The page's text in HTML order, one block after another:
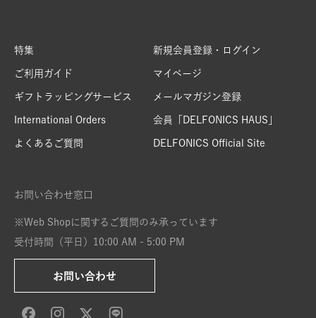
特集
ご利用ガイド
ギフトラッピングサービス
International Orders
よくあるご質問
新規会員登録・ログイン
マイページ
メールマガジン登録
会員「DELFONICS HAUS」
DELFONICS Official Site
お問い合わせ窓口
※Web Shopに関するご質問のみ承っています
受付時間（平日）10:00 AM - 5:00 PM
お問い合わせ